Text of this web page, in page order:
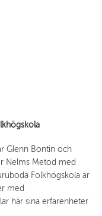
Glenn Bontin och
Nelms Metod med
Folkhögskola är
med
här sina erfarenheter